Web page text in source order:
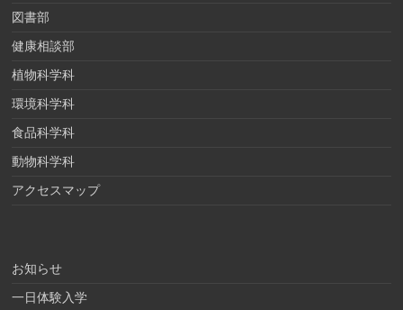
図書部
健康相談部
植物科学科
環境科学科
食品科学科
動物科学科
アクセスマップ
お知らせ
一日体験入学